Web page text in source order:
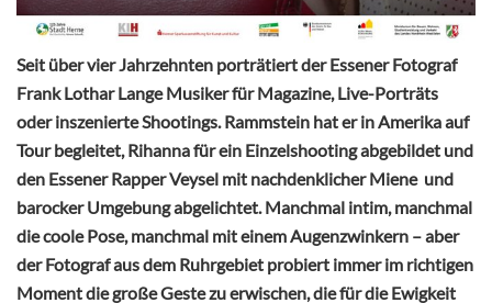
Seit über vier Jahrzehnten porträtiert der Essener Fotograf
Frank Lothar Lange Musiker für Magazine, Live-Porträts
oder inszenierte Shootings. Rammstein hat er in Amerika auf
Tour begleitet, Rihanna für ein Einzelshooting abgebildet und
den Essener Rapper Veysel mit nachdenklicher Miene und
barocker Umgebung abgelichtet. Manchmal intim, manchmal
die coole Pose, manchmal mit einem Augenzwinkern – aber
der Fotograf aus dem Ruhrgebiet probiert immer im richtigen
Moment die große Geste zu erwischen, die für die Ewigkeit